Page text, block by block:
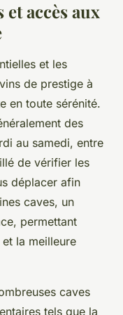
accès aux
et les
de prestige à
en toute sérénité.
des
au samedi, entre
de vérifier les
déplacer afin
caves, un
permettant
la meilleure
caves
tels que la